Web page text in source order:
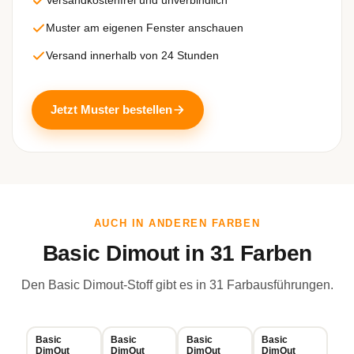
Muster am eigenen Fenster anschauen
Versand innerhalb von 24 Stunden
Jetzt Muster bestellen
AUCH IN ANDEREN FARBEN
Basic Dimout in 31 Farben
Den Basic Dimout-Stoff gibt es in 31 Farbausführungen.
Basic
DimOut
Basic
DimOut
Basic
DimOut
Basic
DimOut